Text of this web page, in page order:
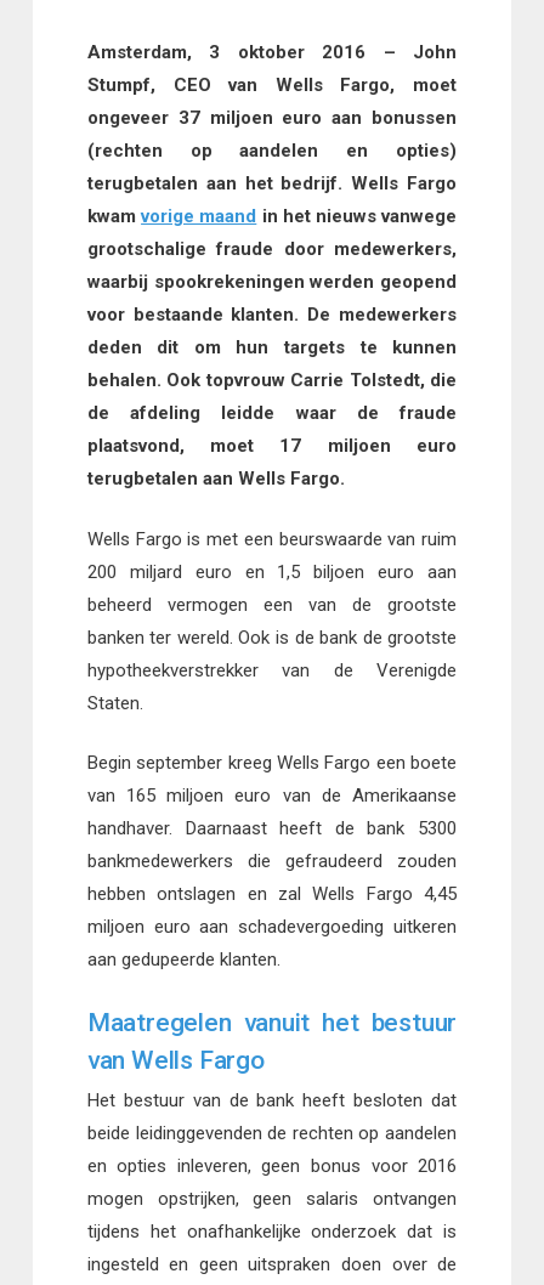
Amsterdam, 3 oktober 2016 – John
Stumpf, CEO van Wells Fargo, moet
ongeveer 37 miljoen euro aan bonussen
(rechten op aandelen en opties)
terugbetalen aan het bedrijf. Wells Fargo
kwamvorige maand in het nieuws vanwege
grootschalige fraude door medewerkers,
waarbij spookrekeningen werden geopend
voor bestaande klanten. De medewerkers
deden dit om hun targets te kunnen
behalen. Ook topvrouw Carrie Tolstedt, die
de afdeling leidde waar de fraude
plaatsvond, moet 17 miljoen euro
terugbetalen aan Wells Fargo.
Wells Fargo is met een beurswaarde van ruim
200 miljard euro en 1,5 biljoen euro aan
beheerd vermogen een van de grootste
banken ter wereld. Ook is de bank de grootste
hypotheekverstrekker van de Verenigde
Staten.
Begin september kreeg Wells Fargo een boete
van 165 miljoen euro van de Amerikaanse
handhaver. Daarnaast heeft de bank 5300
bankmedewerkers die gefraudeerd zouden
hebben ontslagen en zal Wells Fargo 4,45
miljoen euro aan schadevergoeding uitkeren
aan gedupeerde klanten.
Maatregelen vanuit het bestuur
van Wells Fargo
Het bestuur van de bank heeft besloten dat
beide leidinggevenden de rechten op aandelen
en opties inleveren, geen bonus voor 2016
mogen opstrijken, geen salaris ontvangen
tijdens het onafhankelijke onderzoek dat is
ingesteld en geen uitspraken doen over de